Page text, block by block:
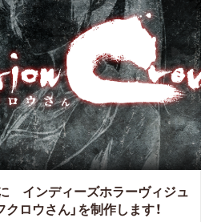
インディーズホラーヴィジュ
クロウさん」を制作します！